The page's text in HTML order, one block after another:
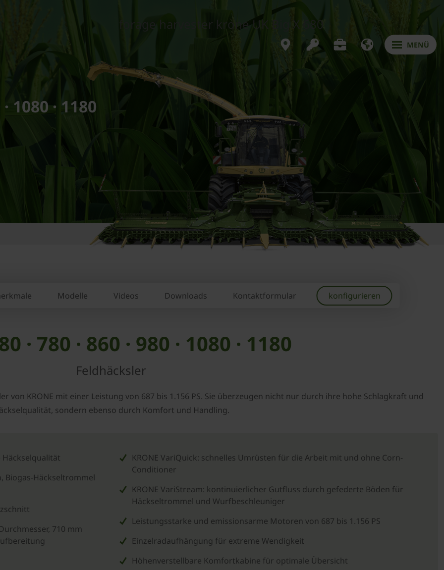
MENÜ
1080 · 1180
forage harvester krone UK Big X 680
Modelle Videos Downloads Kontaktformular konfigurieren
· 780 · 860 · 980 · 1080 · 1180
Feldhäcksler
von ­KRONE mit einer Leistung von 687 bis 1.156 PS. Sie überzeugen nicht nur durch ihre hohe Schlagkraft und
sondern ebenso durch Komfort und Handling.
Biogas-Häckseltrommel
710 mm
­KRONE VariQuick: schnelles Umrüsten für die Arbeit mit und ohne Corn-
Conditioner
­KRONE VariStream: kontinuierlicher Gutfluss durch gefederte Böden für
Häckseltrommel und Wurfbeschleuniger
Leistungsstarke und emissionsarme Motoren von 687 bis 1.156 PS
Einzelradaufhängung für extreme Wendigkeit
Höhenverstellbare Komfortkabine für optimale Übersicht